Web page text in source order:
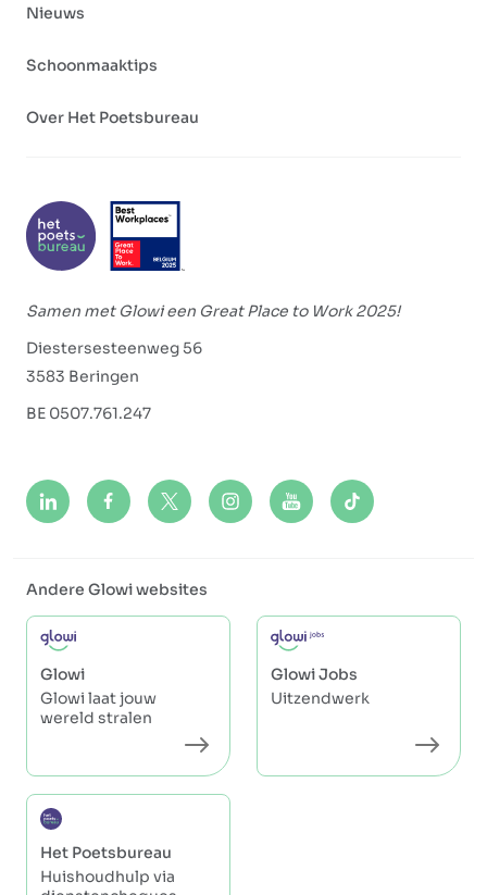
Samen met Glowi een Great Place to Work 2025!
Diestersesteenweg 56
3583 Beringen
BE 0507.761.247
Nieuws
Schoonmaaktips
Over Het Poetsbureau
Andere Glowi websites
Glowi
Glowi laat jouw
wereld stralen
Glowi Jobs
Uitzendwerk
Het Poetsbureau
Huishoudhulp via